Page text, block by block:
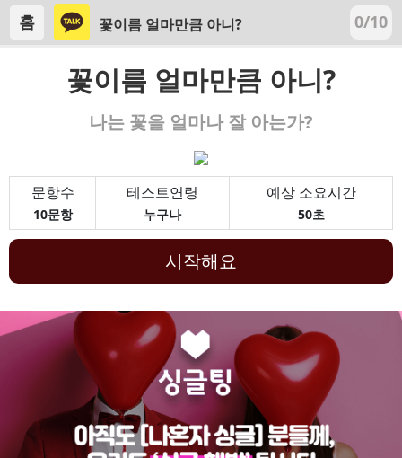
홈 꽃이름 얼마만큼 아니? 0/10
꽃이름 얼마만큼 아니?
나는 꽃을 얼마나 잘 아는가?
문항수
10문항
테스트연령
누구나
예상 소요시간
50초
시작해요